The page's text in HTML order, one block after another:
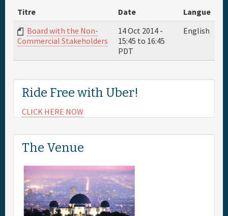
Titre Date
Langue
Board with the Non-
Commercial Stakeholders
14 Oct 2014 -
15:45 to 16:45
PDT
English
Ride Free with Uber!
CLICK HERE NOW
The Venue